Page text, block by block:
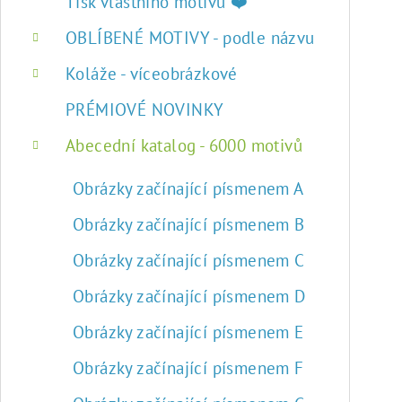
OBLÍBENÉ MOTIVY - podle názvu
Koláže - víceobrázkové
PRÉMIOVÉ NOVINKY
Abecední katalog - 6000 motivů
Obrázky začínající písmenem A
Obrázky začínající písmenem B
Obrázky začínající písmenem C
Obrázky začínající písmenem D
Obrázky začínající písmenem E
Obrázky začínající písmenem F